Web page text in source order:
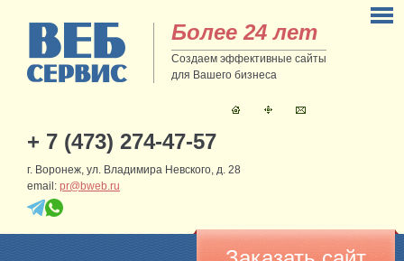
Более 24 лет
Создаем эффективные сайты
для Вашего бизнеса
+ 7 (473) 274-47-57
г. Воронеж, ул. Владимира Невского, д. 28
email: pr@bweb.ru